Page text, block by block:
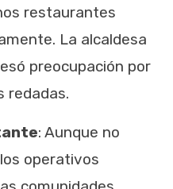
restaurantes
La alcaldesa
preocupación por
redadas.
: Aunque no
operativos